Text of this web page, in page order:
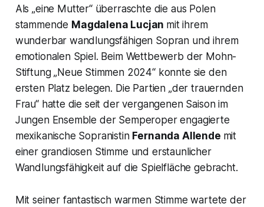
Als„eine Mutter“überraschte die aus Polen
stammende Magdalena Lucjan mit ihrem
wunderbar wandlungsfähigen Sopran und ihrem
emotionalen Spiel. Beim Wettbewerb der Mohn-
Stiftung „Neue Stimmen 2024“ konnte sie den
ersten Platz belegen. Die Partien „der trauernden
Frau“ hatte die seit der vergangenen Saison im
Jungen Ensemble der Semperoper engagierte
mexikanische Sopranistin Fernanda Allende mit
einer grandiosen Stimme und erstaunlicher
Wandlungsfähigkeit auf die Spielfläche gebracht.
Mit seiner fantastisch warmen Stimme wartete der